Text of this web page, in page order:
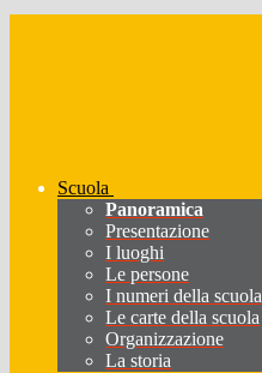
Scuola
Panoramica
Presentazione
I luoghi
Le persone
I numeri della scuola
Le carte della scuola
Organizzazione
La storia